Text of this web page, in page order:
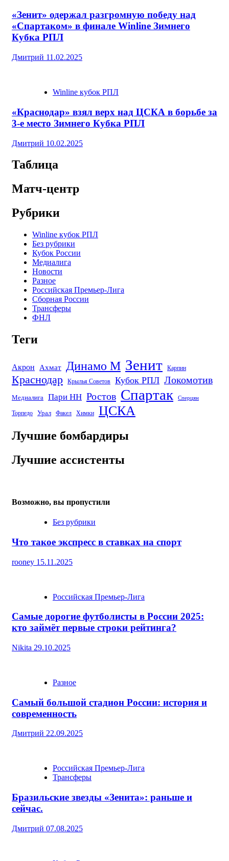
«Зенит» одержал разгромную победу над
«Спартаком» в финале Winline Зимнего
Кубка РПЛ
Дмитрий 11.02.2025
Winline кубок РПЛ
«Краснодар» взял верх над ЦСКА в борьбе за
3-е место Зимнего Кубка РПЛ
Дмитрий 10.02.2025
Таблица
Матч-центр
Рубрики
Winline кубок РПЛ
Без рубрики
Кубок России
Медиалига
Новости
Разное
Российская Премьер-Лига
Сборная России
Трансферы
ФНЛ
Теги
Акрон Ахмат Динамо М Зенит Карпин
Краснодар Крылья Советов Кубок РПЛ Локомотив
Медиалига Пари НН Ростов Спартак Сперцян
Торпедо Урал Факел Химки ЦСКА
Лучшие бомбардиры
Лучшие ассистенты
Возможно, вы пропустили
Без рубрики
Что такое экспресс в ставках на спорт
rooney 15.11.2025
Российская Премьер-Лига
Самые дорогие футболисты в России 2025:
кто займёт первые строки рейтинга?
Nikita 29.10.2025
Разное
Самый большой стадион России: история и
современность
Дмитрий 22.09.2025
Российская Премьер-Лига
Трансферы
Бразильские звезды «Зенита»: раньше и
сейчас.
Дмитрий 07.08.2025